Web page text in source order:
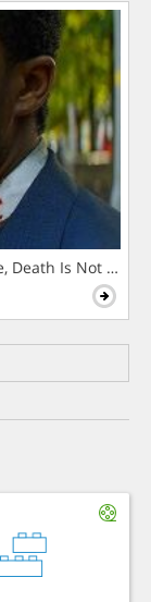
Death Is Not The